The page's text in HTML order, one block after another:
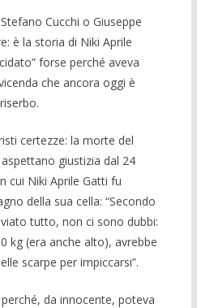
Cuc­chi o Giuseppe
è la storia di Niki Aprile
forse perché aveva
che ancora oggi è
certezze: la morte del
giustizia dal 24
cui Niki Aprile Gatti fu
della sua cella: “Secondo
tutto, non ci sono dubbi:
kg (era anche alto), avrebbe
scarpe per impiccarsi”.
da innocente, poteva